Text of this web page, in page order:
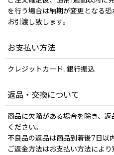
を行う場合は納期が変更となる
お引渡し致します。
お支払い方法
クレジットカード, 銀行振込
返品・交換について
商品に欠陥がある場合を除き、
ください。
不良品の返品は商品到着後7日以
ご返金方法はお支払い方法により